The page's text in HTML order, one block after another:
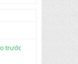
trước